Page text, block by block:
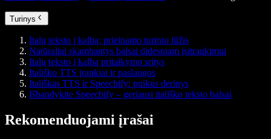
Turinys
Italų teksto į kalbą: prieinamo turinio lūžis
Natūraliai skambantys balsai didesniam įsitraukimui
Italų teksto į kalbą pritaikymo sritys
Itališko TTS įrankiai ir paslaugos
Itališkas TTS ir Speechify: puikus derinys
Išbandykite Speechify – geriausi itališko teksto balsai
Rekomenduojami įrašai